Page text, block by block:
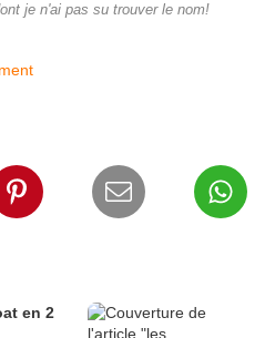
je n'ai pas su trouver le nom!
en 2